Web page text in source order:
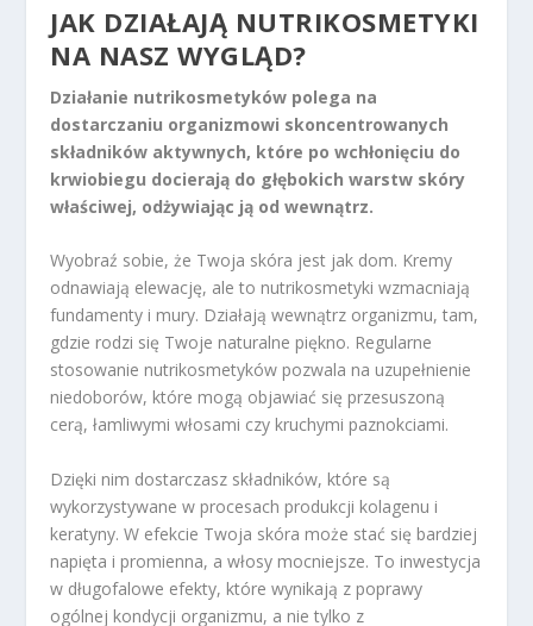
JAK DZIAŁAJĄ NUTRIKOSMETYKI
NA NASZ WYGLĄD?
Działanie nutrikosmetyków polega na
dostarczaniu organizmowi skoncentrowanych
składników aktywnych, które po wchłonięciu do
krwiobiegu docierają do głębokich warstw skóry
właściwej, odżywiając ją od wewnątrz.
Wyobraź sobie, że Twoja skóra jest jak dom. Kremy
odnawiają elewację, ale to nutrikosmetyki wzmacniają
fundamenty i mury. Działają wewnątrz organizmu, tam,
gdzie rodzi się Twoje naturalne piękno. Regularne
stosowanie nutrikosmetyków pozwala na uzupełnienie
niedoborów, które mogą objawiać się przesuszoną
cerą, łamliwymi włosami czy kruchymi paznokciami.
Dzięki nim dostarczasz składników, które są
wykorzystywane w procesach produkcji kolagenu i
keratyny. W efekcie Twoja skóra może stać się bardziej
napięta i promienna, a włosy mocniejsze. To inwestycja
w długofalowe efekty, które wynikają z poprawy
ogólnej kondycji organizmu, a nie tylko z